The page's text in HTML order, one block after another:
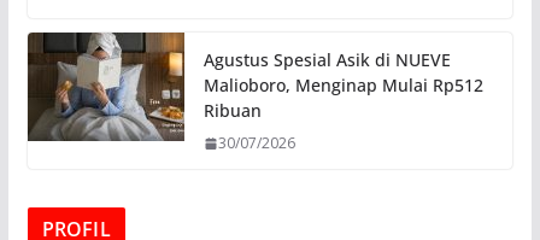
Agustus Spesial Asik di NUEVE
Malioboro, Menginap Mulai Rp512
Ribuan
30/07/2026
PROFIL